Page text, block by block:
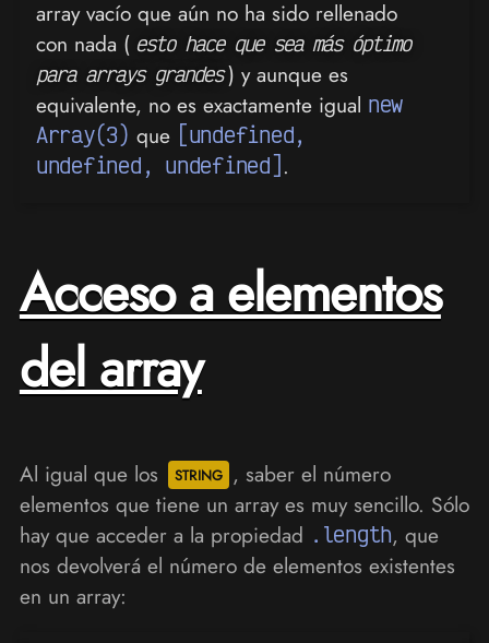
array vacío que aún no ha sido rellenado
con nada ( esto hace que sea más óptimo
para arrays grandes ) y aunque es
equivalente, no es exactamente igual new
Array(3) que [undefined,
undefined, undefined] .
Acceso a elementos
del array
Al igual que los
, saber el número
elementos que tiene un array es muy sencillo. Sólo
hay que acceder a la propiedad .length, que
nos devolverá el número de elementos existentes
en un array: